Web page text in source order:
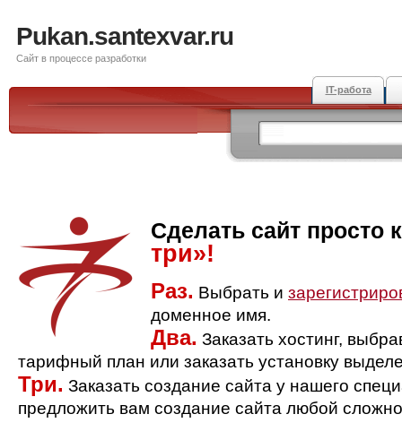
Pukan.santexvar.ru
Сайт в процессе разработки
IT-работа
Сделать сайт просто
три»!
Раз. Выбрать и
доменное имя.
Два. Заказать хостинг,
тарифный план или заказать установку
Три. Заказать создание сайта у нашего
предложить вам создание сайта любой